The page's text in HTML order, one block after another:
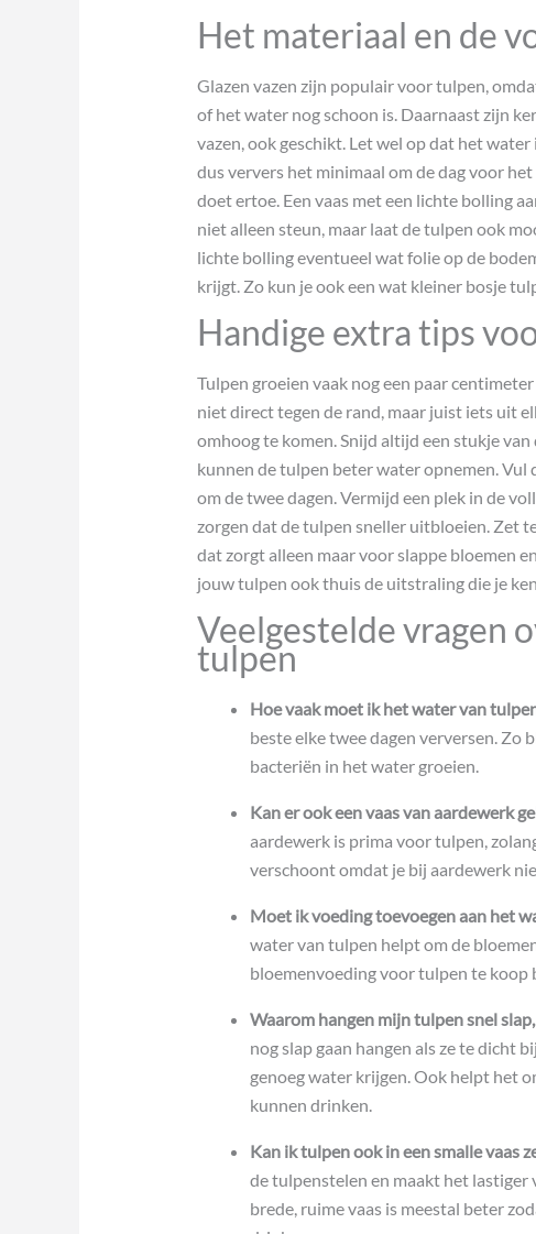
Het materiaal en de
Glazen vazen zijn populair voor tulpen,
of het water nog schoon is. Daarnaast zijn
vazen, ook geschikt. Let wel op dat het
dus ververs het minimaal om de dag voor
doet ertoe. Een vaas met een lichte bolling
niet alleen steun, maar laat de tulpen ook
lichte bolling eventueel wat folie op de
krijgt. Zo kun je ook een wat kleiner bosje
Handige extra tips
Tulpen groeien vaak nog een paar
niet direct tegen de rand, maar juist iets uit
omhoog te komen. Snijd altijd een stukje
kunnen de tulpen beter water opnemen. Vul
om de twee dagen. Vermijd een plek in de
zorgen dat de tulpen sneller uitbloeien. Zet
dat zorgt alleen maar voor slappe bloemen
jouw tulpen ook thuis de uitstraling die je
Veelgestelde vragen
tulpen
Hoe vaak moet ik het water van
beste elke twee dagen verversen. Zo
bacteriën in het water groeien.
Kan er ook een vaas van aardewerk
aardewerk is prima voor tulpen,
verschoont omdat je bij aardewerk
Moet ik voeding toevoegen aan het
water van tulpen helpt om de
bloemenvoeding voor tulpen te
Waarom hangen mijn tulpen snel
nog slap gaan hangen als ze te dicht
genoeg water krijgen. Ook helpt het
kunnen drinken.
Kan ik tulpen ook in een smalle vaas
de tulpenstelen en maakt het lastiger
brede, ruime vaas is meestal beter